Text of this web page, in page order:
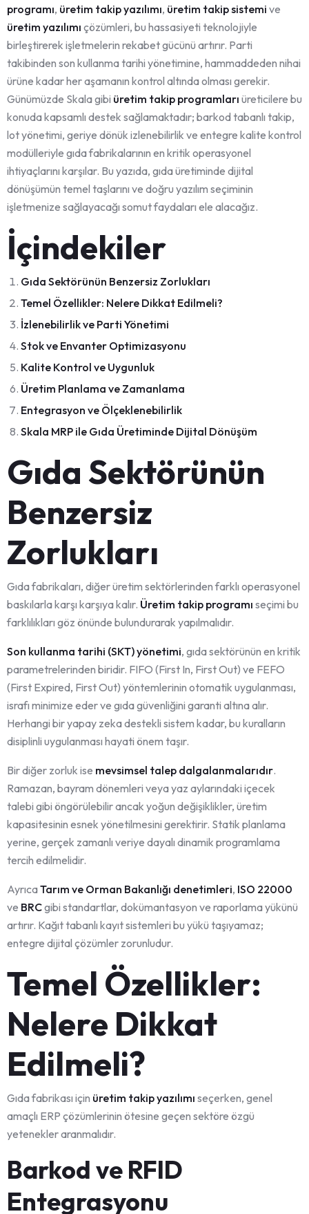
programı, üretim takip yazılımı, üretim takip sistemi ve
üretim yazılımı çözümleri, bu hassasiyeti teknolojiyle
birleştirerek işletmelerin rekabet gücünü artırır. Parti
takibinden son kullanma tarihi yönetimine, hammaddeden nihai
ürüne kadar her aşamanın kontrol altında olması gerekir.
Günümüzde Skala gibi üretim takip programları üreticilere bu
konuda kapsamlı destek sağlamaktadır; barkod tabanlı takip,
lot yönetimi, geriye dönük izlenebilirlik ve entegre kalite kontrol
modülleriyle gıda fabrikalarının en kritik operasyonel
ihtiyaçlarını karşılar. Bu yazıda, gıda üretiminde dijital
dönüşümün temel taşlarını ve doğru yazılım seçiminin
işletmenize sağlayacağı somut faydaları ele alacağız.
İçindekiler
Gıda Sektörünün Benzersiz Zorlukları
Temel Özellikler: Nelere Dikkat Edilmeli?
İzlenebilirlik ve Parti Yönetimi
Stok ve Envanter Optimizasyonu
Kalite Kontrol ve Uygunluk
Üretim Planlama ve Zamanlama
Entegrasyon ve Ölçeklenebilirlik
Skala MRP ile Gıda Üretiminde Dijital Dönüşüm
Gıda Sektörünün
Benzersiz
Zorlukları
Gıda fabrikaları, diğer üretim sektörlerinden farklı operasyonel
baskılarla karşı karşıya kalır. Üretim takip programı seçimi bu
farklılıkları göz önünde bulundurarak yapılmalıdır.
Son kullanma tarihi (SKT) yönetimi, gıda sektörünün en kritik
parametrelerinden biridir. FIFO (First In, First Out) ve FEFO
(First Expired, First Out) yöntemlerinin otomatik uygulanması,
israfı minimize eder ve gıda güvenliğini garanti altına alır.
Herhangi bir yapay zeka destekli sistem kadar, bu kuralların
disiplinli uygulanması hayati önem taşır.
Bir diğer zorluk ise mevsimsel talep dalgalanmalarıdır.
Ramazan, bayram dönemleri veya yaz aylarındaki içecek
talebi gibi öngörülebilir ancak yoğun değişiklikler, üretim
kapasitesinin esnek yönetilmesini gerektirir. Statik planlama
yerine, gerçek zamanlı veriye dayalı dinamik programlama
tercih edilmelidir.
AyrıcaTarım ve Orman Bakanlığı denetimleri, ISO 22000
ve BRCgibi standartlar, dokümantasyon ve raporlama yükünü
artırır. Kağıt tabanlı kayıt sistemleri bu yükü taşıyamaz;
entegre dijital çözümler zorunludur.
Temel Özellikler:
Nelere Dikkat
Edilmeli?
Gıda fabrikası için üretim takip yazılımı seçerken, genel
amaçlı ERP çözümlerinin ötesine geçen sektöre özgü
yetenekler aranmalıdır.
Barkod ve RFID
Entegrasyonu